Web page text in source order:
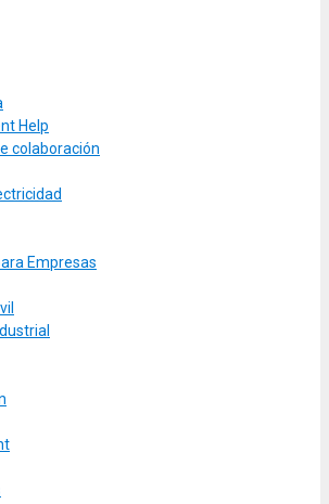
Help
colaboración
Empresas